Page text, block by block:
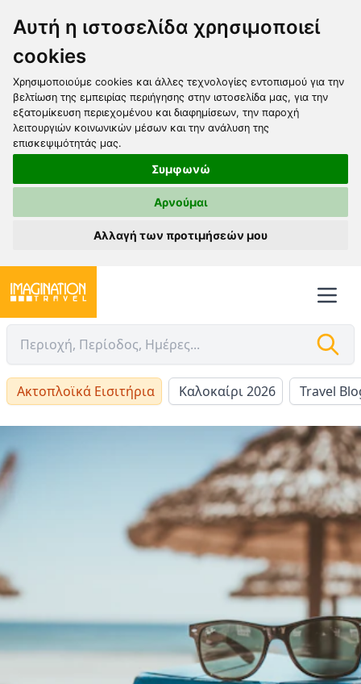
Αυτή η ιστοσελίδα χρησιμοποιεί
cookies
Χρησιμοποιούμε cookies και άλλες τεχνολογίες εντοπισμού για την
βελτίωση της εμπειρίας περιήγησης στην ιστοσελίδα μας, για την
εξατομίκευση περιεχομένου και διαφημίσεων, την παροχή
λειτουργιών κοινωνικών μέσων και την ανάλυση της
επισκεψιμότητάς μας.
Συμφωνώ
Αρνούμαι
Αλλαγή των προτιμήσεών μου
Ακτοπλοϊκά Εισιτήρια Καλοκαίρι 2026 Travel